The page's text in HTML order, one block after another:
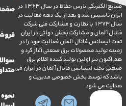
صنایع الکتریکی پارس حفاظ در سال 1363 در
شد و بعد از یک دهه فعالیت در
سال 1373 با نظارت و مشارکت فنی شرکت
و مشارکت بخش دولتی در ایران
فانال آلمان فعالیت خود را در
محصولات برق صنعتی آغاز کرد و
نیز اولین تولید کننده اقلام برق
لیسانس فانال آلمان در ایران می
توسط بخش خصوصی مدیریت و
می شود.
صفحه اصلی
فروشگاه
سوالات
متداول
نحوه خرید و